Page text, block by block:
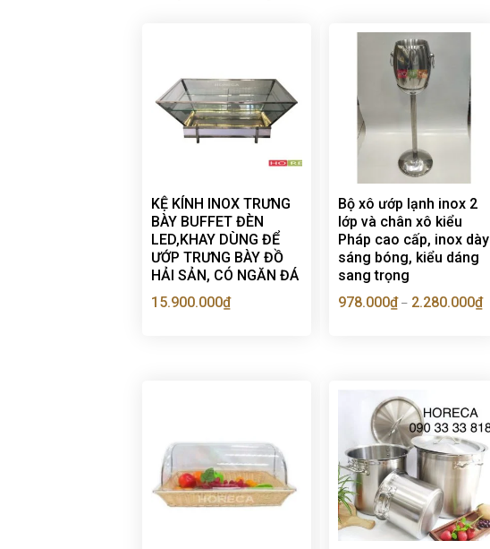
KỆ KÍNH INOX TRƯNG
BÀY BUFFET ĐÈN
LED,KHAY DÙNG ĐỂ
ƯỚP TRƯNG BÀY ĐỒ
HẢI SẢN, CÓ NGĂN ĐÁ
15.900.000₫
Bộ xô ướp lạnh inox 2
lớp và chân xô kiểu
Pháp cao cấp, inox dày
sáng bóng, kiểu dáng
sang trọng
978.000₫– 2.280.000₫